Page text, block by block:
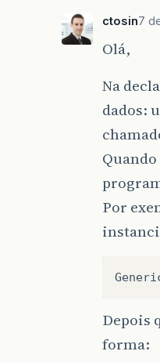
ctosin7
Olá,
Na
dados:
Por
Depois
forma: